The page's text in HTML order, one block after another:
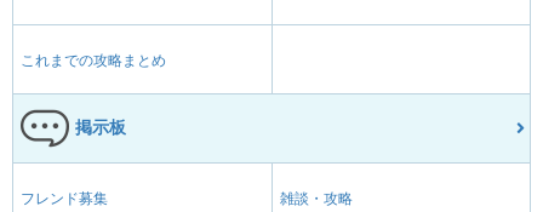
これまでの攻略まとめ
掲示板
フレンド募集 雑談・攻略